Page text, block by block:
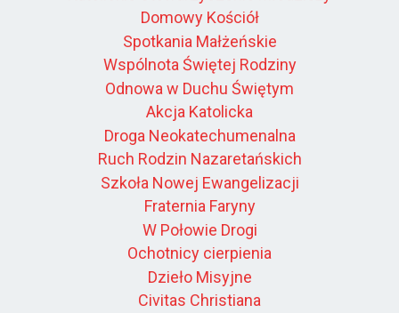
Domowy Kościół
Spotkania Małżeńskie
Wspólnota Świętej Rodziny
Odnowa w Duchu Świętym
Akcja Katolicka
Droga Neokatechumenalna
Ruch Rodzin Nazaretańskich
Szkoła Nowej Ewangelizacji
Fraternia Faryny
W Połowie Drogi
Ochotnicy cierpienia
Dzieło Misyjne
Civitas Christiana